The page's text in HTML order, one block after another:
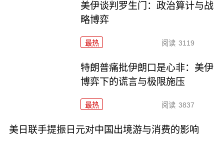
美伊谈判罗生门：政治算计与战
略博弈
最热 阅读 3119
特朗普痛批伊朗口是心非：美伊
博弈下的谎言与极限施压
最热 阅读 3837
美日联手提振日元对中国出境游与消费的影响